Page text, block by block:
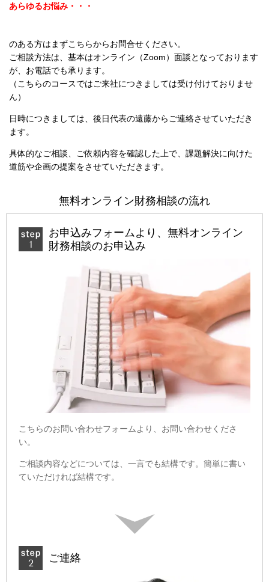
あらゆるお悩み・・・
のある方はまずこちらからお問合せください。
ご相談方法は、基本はオンライン（Zoom）面談となっております
が、お電話でも承ります。
（こちらのコースではご来社につきましては受け付けておりませ
ん）
日時につきましては、後日代表の遠藤からご連絡させていただき
ます。
具体的なご相談、ご依頼内容を確認した上で、課題解決に向けた
道筋や企画の提案をさせていただきます。
無料オンライン財務相談の流れ
お申込みフォームより、無料オンライン
財務相談のお申込み
こちらのお問い合わせフォームより、お問い合わせくださ
い。
ご相談内容などについては、一言でも結構です。簡単に書い
ていただければ結構です。
ご連絡